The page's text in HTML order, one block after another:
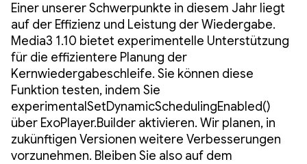
Einer unserer Schwerpunkte in diesem Jahr liegt
auf der Effizienz und Leistung der Wiedergabe.
Media3 1.10 bietet experimentelle Unterstützung
für die effizientere Planung der
Kernwiedergabeschleife. Sie können diese
Funktion testen, indem Sie
experimentalSetDynamicSchedulingEnabled()
über ExoPlayer.Builder aktivieren. Wir planen, in
zukünftigen Versionen weitere Verbesserungen
vorzunehmen. Bleiben Sie also auf dem